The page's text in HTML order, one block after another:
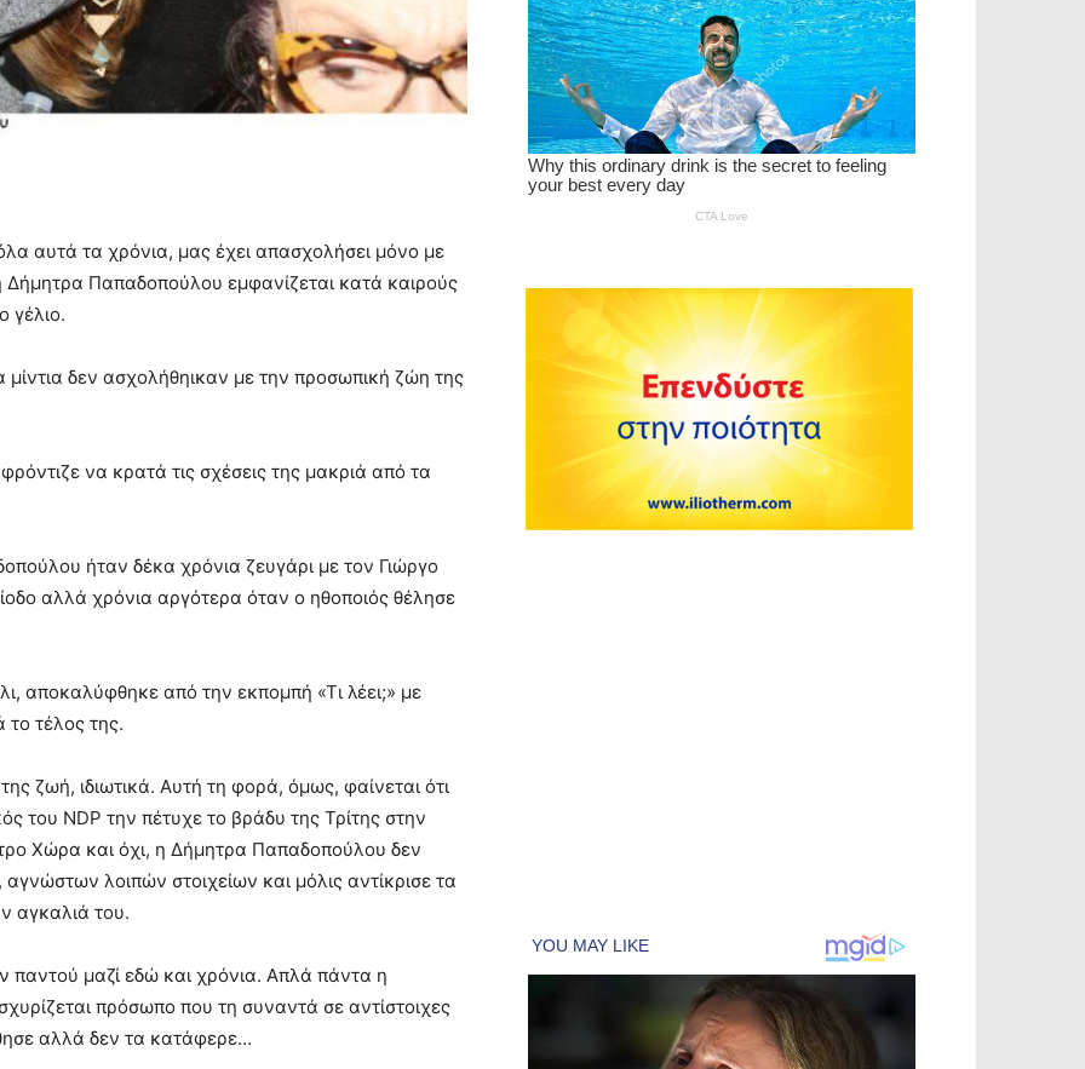
αυτά τα χρόνια, μας έχει απασχολήσει μόνο με
Δήμητρα Παπαδοπούλου εμφανίζεται κατά καιρούς
γέλιο.
δεν ασχολήθηικαν με την προσωπική ζώη της
φρόντιζε να κρατά τις σχέσεις της μακριά από τα
ήταν δέκα χρόνια ζευγάρι με τον Γιώργο
αλλά χρόνια αργότερα όταν ο ηθοποιός θέλησε
αποκαλύφθηκε από την εκπομπή «Τι λέει;» με
το τέλος της.
ζωή, ιδιωτικά. Αυτή τη φορά, όμως, φαίνεται ότι
του NDP την πέτυχε το βράδυ της Τρίτης στην
Χώρα και όχι, η Δήμητρα Παπαδοπούλου δεν
λοιπών στοιχείων και μόλις αντίκρισε τα
αγκαλιά του.
παντού μαζί εδώ και χρόνια. Απλά πάντα η
πρόσωπο που τη συναντά σε αντίστοιχες
αλλά δεν τα κατάφερε…